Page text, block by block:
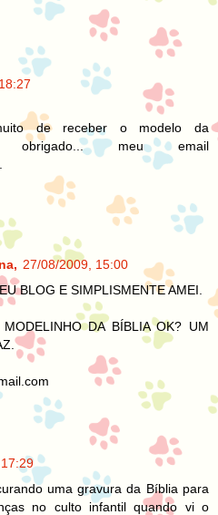
de receber o modelo da
obrigado... meu email
27/08/2009, 15:00
BLOG E SIMPLISMENTE AMEI.
DA BÍBLIA OK? UM
uma gravura da Bíblia para
no culto infantil quando vi o